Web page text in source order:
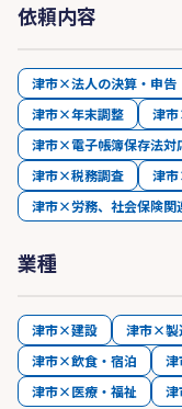
依頼内容
津市×法人の決算・申告
津市×年末調整
津
津市×電子帳簿保存法対
津市×税務調査
津
津市×労務、社会保険関
業種
津市×建設 津市×製
津市×飲食・宿泊
津市×医療・福祉